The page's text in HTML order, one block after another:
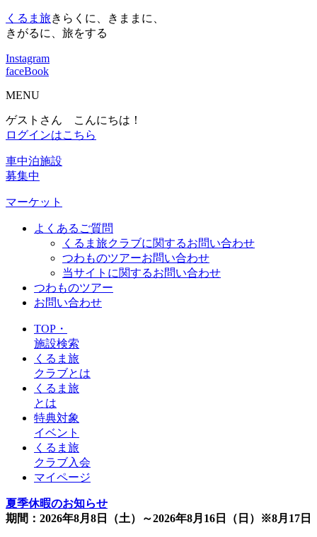
くるま旅きらくに、きままに、
きがるに、旅をする
Instagram
faceBook
MENU
ゲストさん こんにちは！
ログインはこちら
車中泊施設
募集中
マーケット
よくあるご質問
くるま旅クラブに関するお問い合わせ
つわものツアーお問い合わせ
当サイトに関するお問い合わせ
つわものツアー
お問い合わせ
TOP・
施設検索
くるま旅
クラブとは
くるま旅
とは
特典対象
イベント
くるま旅
クラブ入会
マイページ
夏季休暇のお知らせ
期間：2026年8月8日（土）～2026年8月16日（日）※8月17